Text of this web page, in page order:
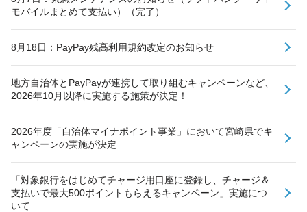
モバイルまとめて支払い）（完了）
8月18日：PayPay残高利用規約改定のお知らせ
地方自治体とPayPayが連携して取り組むキャンペーンなど、
2026年10月以降に実施する施策が決定！
2026年度「自治体マイナポイント事業」において宮崎県でキ
ャンペーンの実施が決定
「対象銀行をはじめてチャージ用口座に登録し、チャージ＆
支払いで最大500ポイントもらえるキャンペーン」実施につ
いて